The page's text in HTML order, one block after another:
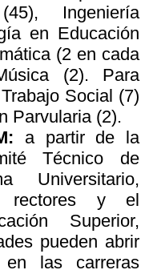
Ingeniería
en Educación
(2 en cada
(2). Para
Social (7)
Parvularia (2).
a partir de la
Técnico de
Universitario,
rectores y el
Superior,
pueden abrir
en las carreras